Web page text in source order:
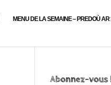
MENU DE LA SEMAINE – PREDOÙ AR
Abonnez-vous